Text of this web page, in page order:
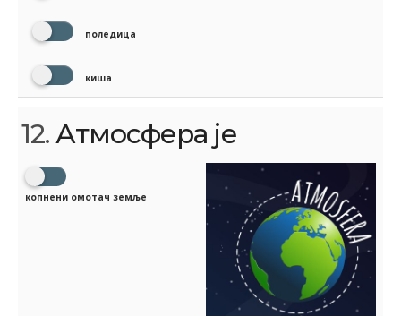
поледица
киша
12.Атмосфера је
копнени омотач земље